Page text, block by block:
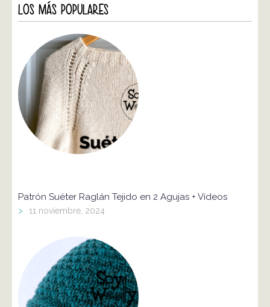
LOS MÁS POPULARES
Patrón Suéter Raglán Tejido en 2 Agujas + Vídeos
> 11 noviembre, 2024